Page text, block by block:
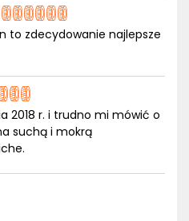
to zdecydowanie najlepsze
2018 r. i trudno mi mówić o
suchą i mokrą